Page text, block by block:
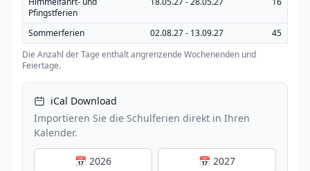
Pfingstferien
Sommerferien 02.08.27 - 13.09.27
45
Die Anzahl der Tage enthält angrenzende Wochenenden und
Feiertage.
iCal Download
Importieren Sie die Schulferien direkt in Ihren
Kalender.
📅 2026 📅 2027